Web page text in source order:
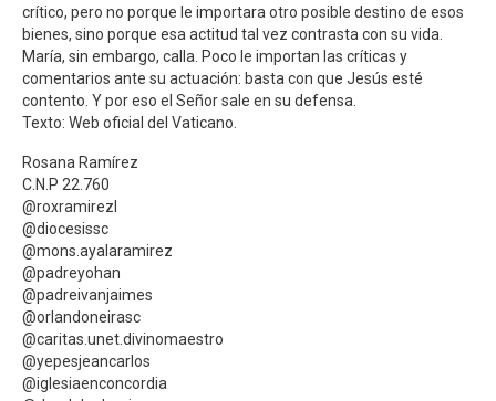
crítico, pero no porque le importara otro posible destino de esos
bienes, sino porque esa actitud tal vez contrasta con su vida.
María, sin embargo, calla. Poco le importan las críticas y
comentarios ante su actuación: basta con que Jesús esté
contento. Y por eso el Señor sale en su defensa.
Texto: Web oficial del Vaticano.
Rosana Ramírez
C.N.P 22.760
@roxramirezl
@diocesissc
@mons.ayalaramirez
@padreyohan
@padreivanjaimes
@orlandoneirasc
@caritas.unet.divinomaestro
@yepesjeancarlos
@iglesiaenconcordia